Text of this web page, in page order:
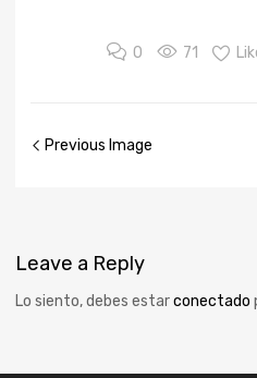
0 71
Previous Image
Leave a Reply
Lo siento, debes estarconectado